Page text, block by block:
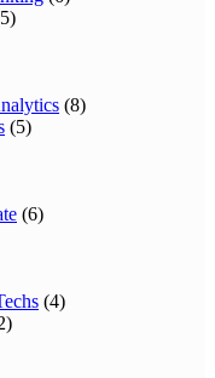
(8)
(5)
(6)
(4)